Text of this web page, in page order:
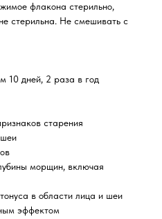
флакона стерильно,
стерильна. Не смешивать с
10 дней, 2 раза в год
старения
морщин, включая
в области лица и шеи
эффектом